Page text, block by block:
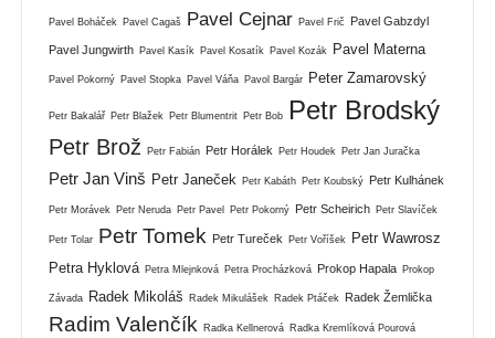
Pavel Boháček Pavel Cagaš Pavel Cejnar Pavel Frič Pavel Gabzdyl
Pavel Jungwirth Pavel Kasík Pavel Kosatík Pavel Kozák Pavel Materna
Pavel Pokorný Pavel Stopka Pavel Váňa Pavol Bargár Peter Zamarovský
Petr Bakalář Petr Blažek Petr Blumentrit Petr Bob Petr Brodský
Petr Brož Petr Fabián Petr Horálek Petr Houdek Petr Jan Juračka
Petr Jan Vinš Petr Janeček Petr Kabáth Petr Koubský Petr Kulhánek
Petr Morávek Petr Neruda Petr Pavel Petr Pokorný Petr Scheirich Petr Slavíček
Petr Tolar Petr Tomek Petr Tureček Petr Voříšek
Petr Wawrosz
Petra Hyklová Petra Mlejnková Petra Procházková Prokop Hapala Prokop
Závada Radek Mikoláš Radek Mikulášek Radek Ptáček Radek Žemlička
Radim Valenčík Radka Kellnerová Radka Kremlíková Pourová